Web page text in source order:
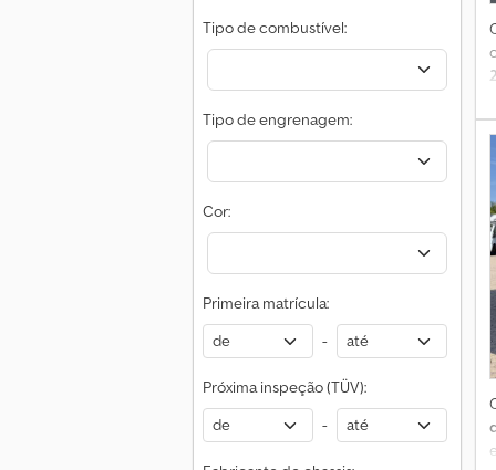
Tipo de combustível:
Tipo de engrenagem:
Cor:
Primeira matrícula:
-
Próxima inspeção (TÜV):
-